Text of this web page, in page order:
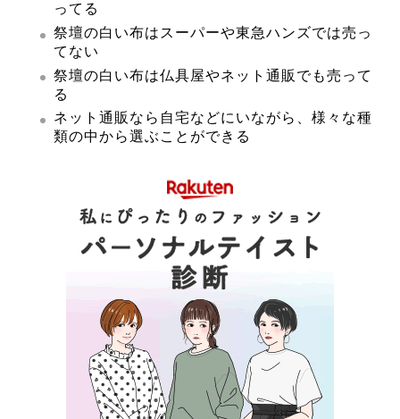
ってる
祭壇の白い布はスーパーや東急ハンズでは売っ
てない
祭壇の白い布は仏具屋やネット通販でも売って
る
ネット通販なら自宅などにいながら、様々な種
類の中から選ぶことができる